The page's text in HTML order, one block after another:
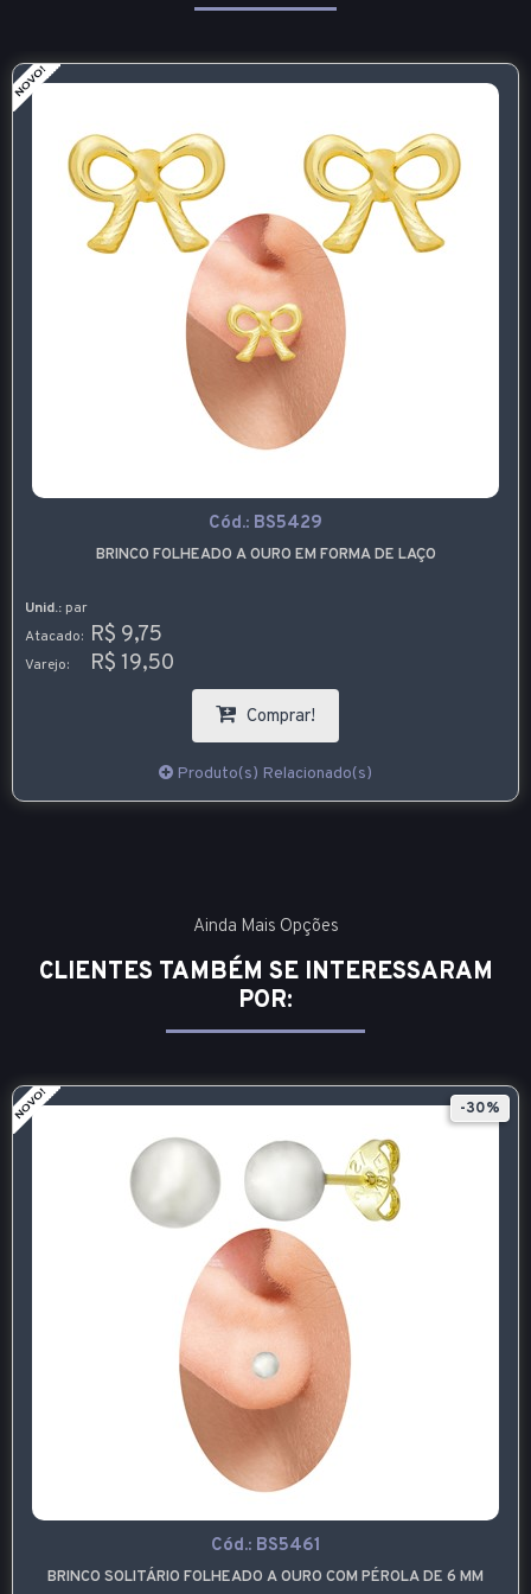
Cód.: BS5429
BRINCO FOLHEADO A OURO EM FORMA DE LAÇO
Unid.: par
Atacado: R$ 9,75
Varejo: R$ 19,50
Comprar!
Produto(s) Relacionado(s)
Ainda Mais Opções
CLIENTES TAMBÉM SE INTERESSARAM
POR:
-30%
Cód.: BS5461
BRINCO SOLITÁRIO FOLHEADO A OURO COM PÉROLA DE 6 MM